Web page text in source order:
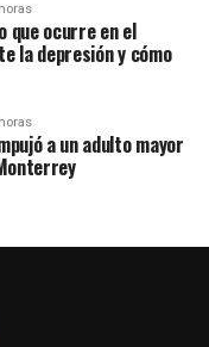
que ocurre en el
la depresión y cómo
a un adulto mayor